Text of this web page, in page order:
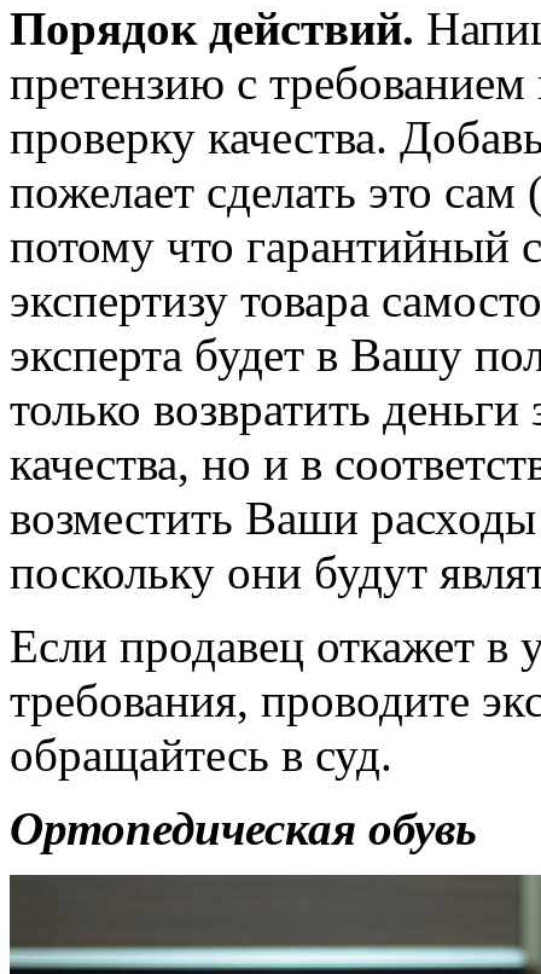
Порядок действий.
претензию с
проверку качества.
пожелает сделать это
потому что гарантийный
экспертизу товара
эксперта будет в Вашу
только возвратить
качества, но и в
возместить Ваши расходы
поскольку они будут
Если продавец откажет в
требования, проводите
обращайтесь в суд.
Ортопедическая обувь